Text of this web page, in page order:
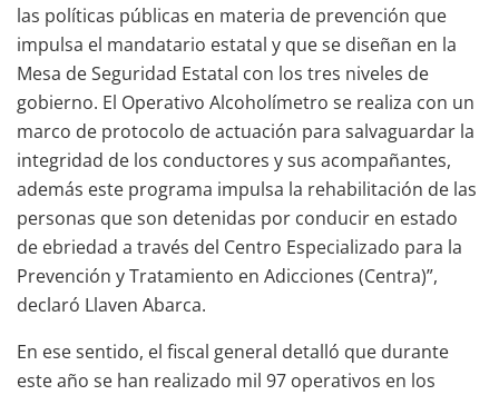
las políticas públicas en materia de prevención que
impulsa el mandatario estatal y que se diseñan en la
Mesa de Seguridad Estatal con los tres niveles de
gobierno. El Operativo Alcoholímetro se realiza con un
marco de protocolo de actuación para salvaguardar la
integridad de los conductores y sus acompañantes,
además este programa impulsa la rehabilitación de las
personas que son detenidas por conducir en estado
de ebriedad a través del Centro Especializado para la
Prevención y Tratamiento en Adicciones (Centra)”,
declaró Llaven Abarca.
En ese sentido, el fiscal general detalló que durante
este año se han realizado mil 97 operativos en los